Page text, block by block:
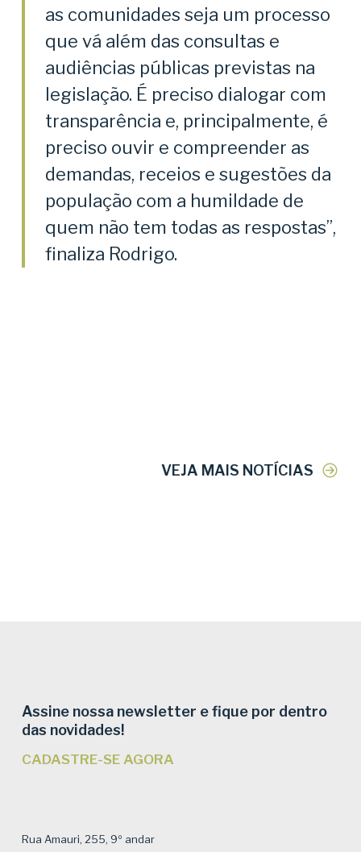
as comunidades seja um processo
que vá além das consultas e
audiências públicas previstas na
legislação. É preciso dialogar com
transparência e, principalmente, é
preciso ouvir e compreender as
demandas, receios e sugestões da
população com a humildade de
quem não tem todas as respostas”,
finaliza Rodrigo.
VEJA MAIS NOTÍCIAS
Assine nossa newsletter e fique por dentro
das novidades!
CADASTRE-SE AGORA
Rua Amauri, 255, 9º andar